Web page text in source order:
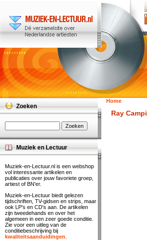
Home
Ray Campi
Zoeken
Muziek en Lectuur
Muziek-en-Lectuur.nl is een webshop
vol interessante artikelen en
publicaties over jouw favoriete groep,
artiest of BN'er.
Muziek-en-Lectuur biedt gelezen
tijdschriften, TV-gidsen en strips, maar
ook LP's en CD's aan. De artikelen
zijn tweedehands en over het
algemeen in een zeer goede conditie.
Zie voor een uitleg van de
conditiebeschrijving bij
kwaliteitsaanduidingen